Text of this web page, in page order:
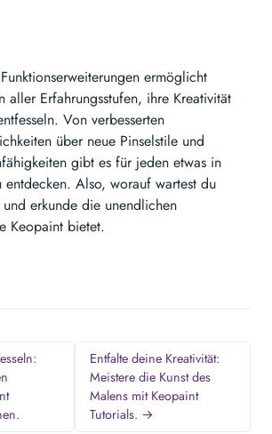
ermöglicht
aller Erfahrungsstufen, ihre Kreativität
Von verbesserten
über neue Pinselstile und
gibt es für jeden etwas in
entdecken. Also, worauf wartest du
erkunde die unendlichen
Keopaint bietet.
Entfalte deine Kreativität:
Meistere die Kunst des
Malens mit Keopaint
Tutorials. →